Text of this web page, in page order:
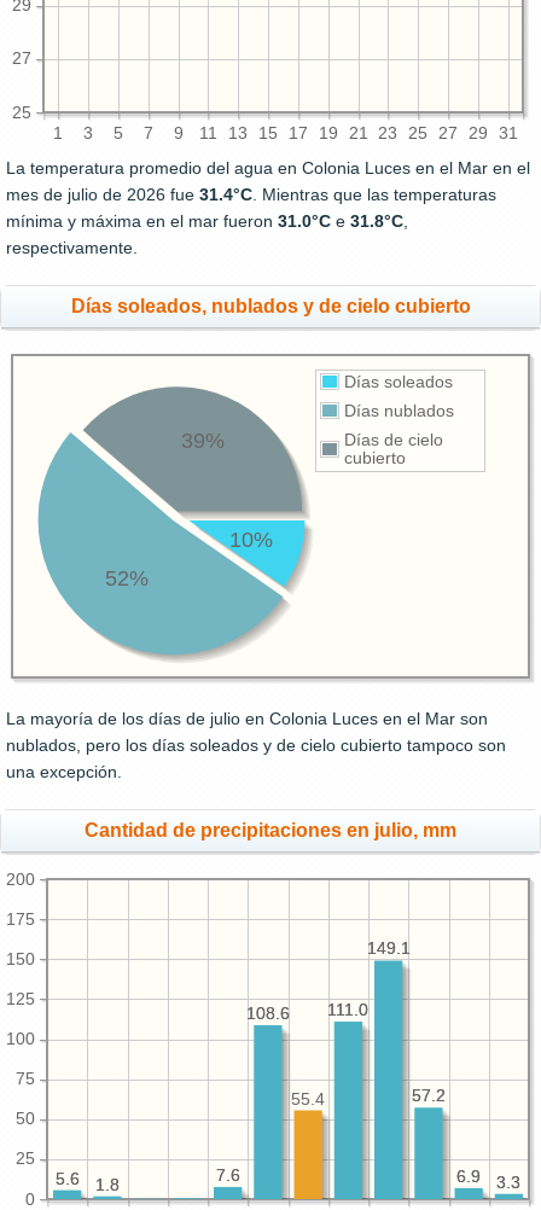
1 3 5 7 9 11 13 15 17 19 21 23 25 27 29 31
25
27
29
La temperatura promedio del agua en Colonia Luces en el Mar en el
mes de julio de 2026 fue 31.4°C . Mientras que las temperaturas
mínima y máxima en el mar fueron 31.0°C e 31.8°C
respectivamente.
Días soleados, nublados y de cielo cubierto
Días soleados
Días nublados
Días de cielo
cubierto
10%
52%
39%
La mayoría de los días de julio en Colonia Luces en el Mar son
nublados, pero los días soleados y de cielo cubierto tampoco son
una excepción.
Cantidad de precipitaciones en julio, mm
0
25
50
75
100
125
150
175
200
3.3
6.9
57.2
149.1
111.0
108.6
7.6
1.8
5.6 3.3
6.9
57.2
149.1
111.0
55.4
108.6
7.6
1.8
5.6